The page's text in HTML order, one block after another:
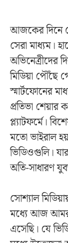
আজকের দিনে
সেরা মাধ্যম।
অভিনেত্রীদের
মিডিয়া পৌঁছে
স্মার্টফোনের
প্রতিভা শেয়ার
প্ল্যাটফর্মে।
মতো ভাইরাল
ভিডিওগুলি।
অতি-সাধারণ
সোশ্যাল
মধ্যে আজ
এসেছি। যে